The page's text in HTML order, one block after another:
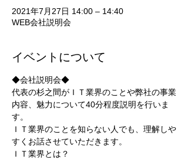
2021年7月27日 14:00 – 14:40
WEB会社説明会
イベントについて
◆会社説明会◆
代表の杉之間がＩＴ業界のことや弊社の事業
内容、魅力について40分程度説明を行いま
す。
ＩＴ業界のことを知らない人でも、理解しや
すくお話させていただきます。
ＩＴ業界とは？